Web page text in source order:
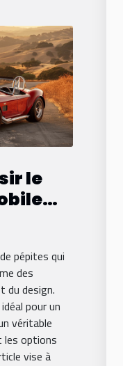
le
pépites qui
des
du design.
pour un
véritable
les options
vise à